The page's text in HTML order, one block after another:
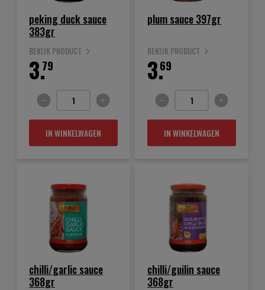
peking duck sauce
383gr
BEKIJK PRODUCT
79
3.
IN WINKELWAGEN
plum sauce 397gr
BEKIJK PRODUCT
69
3.
IN WINKELWAGEN
chilli/garlic sauce
368gr
chilli/guilin sauce
368gr